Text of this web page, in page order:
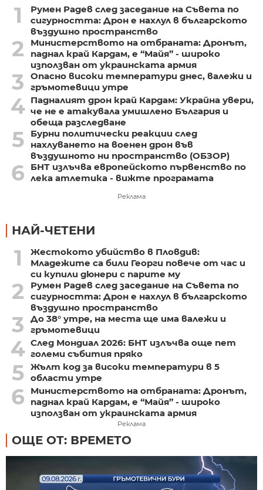
1
Румен Радев след заседание на Съвета по
сигурността: Дрон е нахлул в българското
въздушно пространство
2
Министерството на отбраната: Дронът,
паднал край Кардам, е “Майя” - широко
използван от украинската армия
3
Опасно високи температури днес, валежи и
гръмотевици утре
4 Падналият дрон край Кардам: Украйна увери,
че не е атакувала умишлено България и
обеща разследване
5
Бурни политически реакции след
нахлуването на военен дрон във
въздушното ни пространство (ОБЗОР)
6
БНТ излъчва европейското първенство по
лека атлетика - вижте програмата
Реклама
НАЙ-ЧЕТЕНИ
1
Жестокото убийство в Пловдив:
Младежите са били Георги повече от час и
си купили дюнери с парите му
2
Румен Радев след заседание на Съвета по
сигурността: Дрон е нахлул в българското
въздушно пространство
3
До 38° утре, на места ще има валежи и
гръмотевици
4 След Мондиал 2026: БНТ излъчва още пет
големи събития пряко
5 Жълт код за високи температури в 5
области утре
6
Министерството на отбраната: Дронът,
паднал край Кардам, е “Майя” - широко
използван от украинската армия
Реклама
ОЩЕ ОТ: ВРЕМЕТО